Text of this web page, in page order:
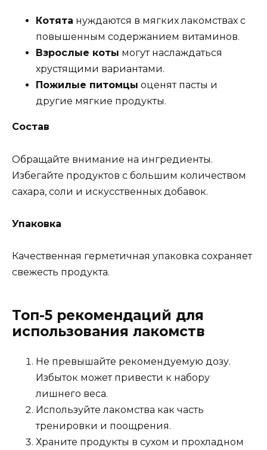
Котята нуждаются в мягких лакомствах с
повышенным содержанием витаминов.
Взрослые коты могут наслаждаться
хрустящими вариантами.
Пожилые питомцы оценят пасты и
другие мягкие продукты.
Состав
Обращайте внимание на ингредиенты.
Избегайте продуктов с большим количеством
сахара, соли и искусственных добавок.
Упаковка
Качественная герметичная упаковка сохраняет
свежесть продукта.
Топ-5 рекомендаций для
использования лакомств
Не превышайте рекомендуемую дозу.
Избыток может привести к набору
лишнего веса.
Используйте лакомства как часть
тренировки и поощрения.
Храните продукты в сухом и прохладном